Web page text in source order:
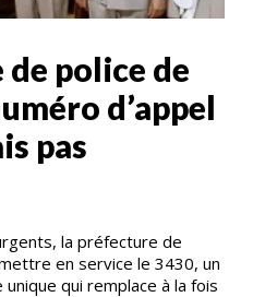
police de
d’appel
pas
la préfecture de
en service le 3430, un
qui remplace à la fois